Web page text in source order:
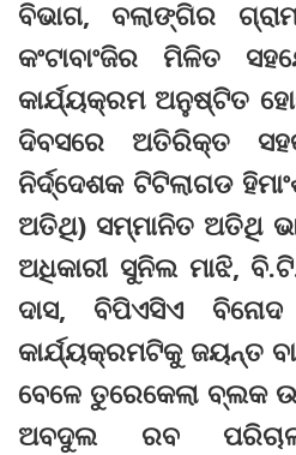
ବିଭାଗ, ବଲାଙ୍ଗିର
କଂଟାବାଂଜିର ମିଳିତ
କାର୍ଯ୍ୟକ୍ରମ ଅନୁଷ୍ଟିତ
ଦିବସରେ ଅତିରିକ୍ତ
ନିର୍ଦ୍ଦେଶକ ଟିଟିଲାଗଡ
ଅତିଥି) ସମ୍ମାନିତ ଅତିଥି
ଅଧିକାରୀ ସୁନିଲ ମାଝି,
ଦାସ, ବିପିଏସିଏ
କାର୍ଯ୍ୟକ୍ରମଟିକୁ ଜୟନ୍ତ
ବେଳେ ତୁରେକେଲା ବ୍ଲକ
ଅବଦୁଲ ରବ